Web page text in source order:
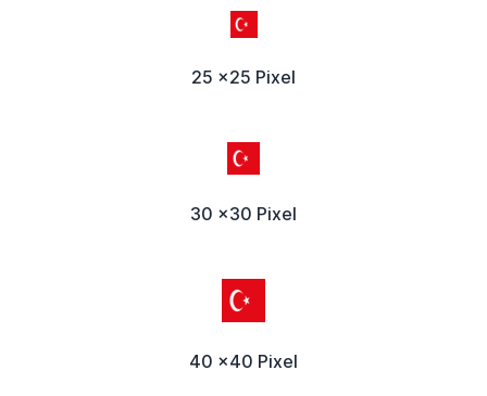
25 x25 Pixel
30 x30 Pixel
40 x40 Pixel